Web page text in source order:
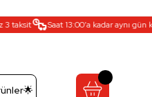
taksit Saat 13:00’a kadar aynı gün